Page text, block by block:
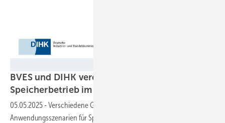
BVES und DIHK veröffentlichen Leitfaden für
Speicherbetrieb im
05.05.2025 -Verschiedene Geschäftsmodelle und
Anwendungsszenarien für Speicher senken die Energiekosten von